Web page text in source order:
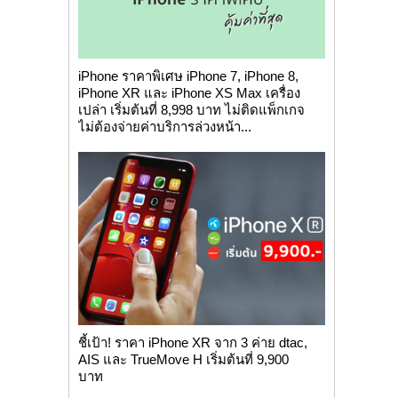
iPhone ราคาพิเศษ iPhone 7, iPhone 8,
iPhone XR และ iPhone XS Max เครื่อง
เปล่า เริ่มต้นที่ 8,998 บาท ไม่ติดแพ็กเกจ
ไม่ต้องจ่ายค่าบริการล่วงหน้า...
ชี้เป้า! ราคา iPhone XR จาก 3 ค่าย dtac,
AIS และ TrueMove H เริ่มต้นที่ 9,900
บาท